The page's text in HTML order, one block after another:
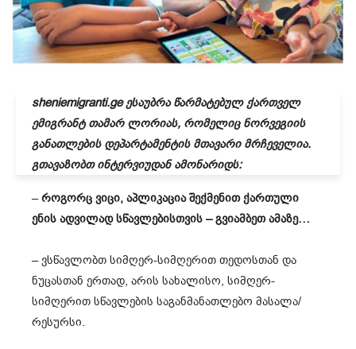
sheniemigranti.ge ესაუბრა წარმატებულ ქართველ
ემიგრანტ თამარ ლორიას, რომელიც ნორვეგიის
განათლების დეპარტამენტის მთავარი მრჩეველია.
გთავაზობთ ინტერვიუდან ამონარიდს:
–როგორც ვიცი, აპლიკაცია შექმენით ქართული
ენის ადვილად სწავლებისთვის – გვიამბეთ ამაზე…
– ვსწავლობთ სიმღერ-სიმღერით თედოსთან და
ნუცასთან ერთად, არის სახალისო, სიმღერ-
სიმღერით სწავლების საგანმანათლებო მასალა/
რესურსი.